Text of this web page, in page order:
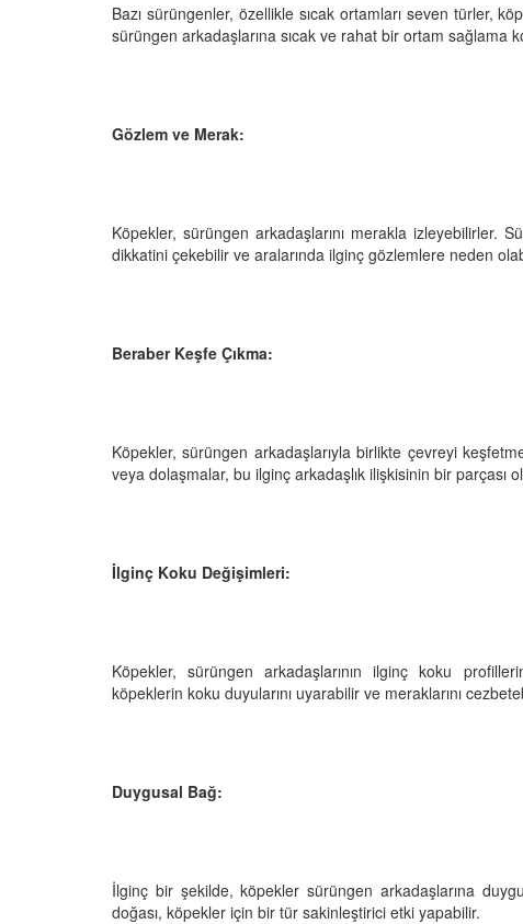
Bazı sürüngenler, özellikle sıcak ortamları seven türler,
sürüngen arkadaşlarına sıcak ve rahat bir ortam sağlama
Gözlem ve Merak:
Köpekler, sürüngen arkadaşlarını merakla izleyebilirler.
dikkatini çekebilir ve aralarında ilginç gözlemlere neden
Beraber Keşfe Çıkma:
Köpekler, sürüngen arkadaşlarıyla birlikte çevreyi
veya dolaşmalar, bu ilginç arkadaşlık ilişkisinin bir parçası
İlginç Koku Değişimleri:
Köpekler, sürüngen arkadaşlarının ilginç koku
köpeklerin koku duyularını uyarabilir ve meraklarını
Duygusal Bağ:
İlginç bir şekilde, köpekler sürüngen arkadaşlarına
doğası, köpekler için bir tür sakinleştirici etki yapabilir.
Tarihte Askeri Köpekler
Görevleri: Savaş
Köpeklerde Kilo